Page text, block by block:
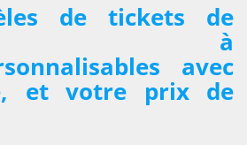
de tickets de
à
avec
et votre prix de